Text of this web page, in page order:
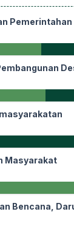
Pemerintahan
Masyarakat
Bencana,